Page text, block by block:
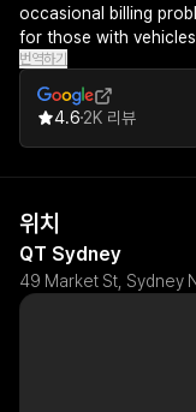
occasional billing
for those with
번역하기
4.6 2K 리뷰
위치
QT Sydney
49 Market St, Sydney